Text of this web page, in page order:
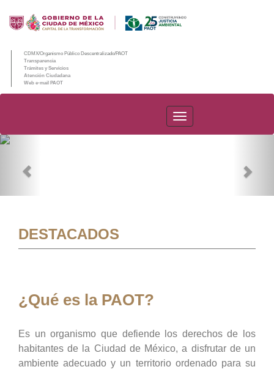
CDMX/Organismo Público Descentralizado/PAOT
Transparencia
Trámites y Servicios
Atención Ciudadana
Web e-mail PAOT
PAOT
DESTACADOS
¿Qué es la PAOT?
Es un organismo que defiende los derechos de los
habitantes de la Ciudad de México, a disfrutar de un
ambiente adecuado y un territorio ordenado para su